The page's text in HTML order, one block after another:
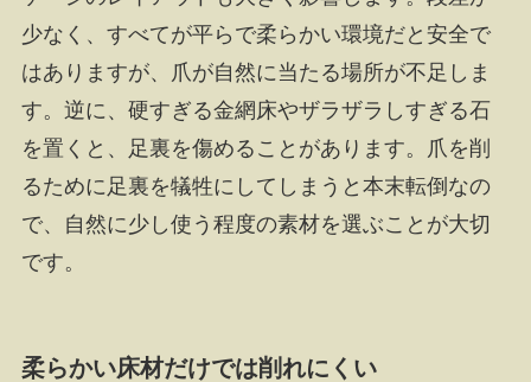
少なく、すべてが平らで柔らかい環境だと安全で
はありますが、爪が自然に当たる場所が不足しま
す。逆に、硬すぎる金網床やザラザラしすぎる石
を置くと、足裏を傷めることがあります。爪を削
るために足裏を犠牲にしてしまうと本末転倒なの
で、自然に少し使う程度の素材を選ぶことが大切
です。
柔らかい床材だけでは削れにくい